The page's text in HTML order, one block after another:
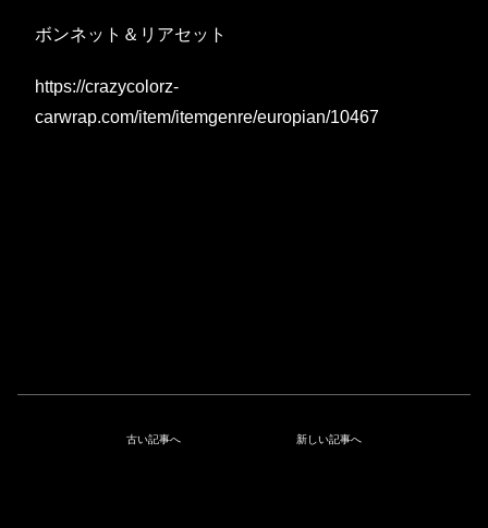
ボンネット＆リアセット
https://crazycolorz-
carwrap.com/item/itemgenre/europian/10467
古い記事へ 新しい記事へ